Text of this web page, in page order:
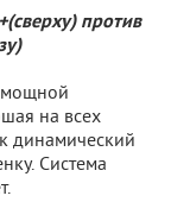
против
мощной
на всех
динамический
Система